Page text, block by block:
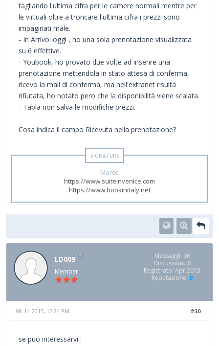
tagliando l'ultima cifra per le camere normali mentre per
le virtuali oltre a troncare l'ultima cifra i prezzi sono
impaginati male.
- In Arrivo: oggi , ho una sola prenotazione visualizzata
su 6 effettive.
- Youbook, ho provato due volte ad inserire una
prenotazione mettendola in stato attesa di conferma,
ricevo la mail di conferma, ma nell'extranet risulta
rifiutata, ho notato pero che la disponibilità viene scalata.
- Tabla non salva le modifiche prezzi.
Cosa indica il campo Ricevuta nella prenotazione?
Marco
https://www.suiteinvenice.com
https://www.bookinitaly.net
LD009
Member
Messaggi: 96
Discussioni: 8
Registrato: Apr 2013
Reputazione: 0
#30
08-14-2015, 12:24 PM
se puo interessarvi :